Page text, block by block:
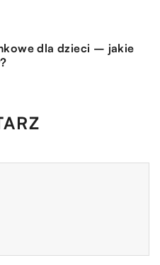
dla dzieci – jakie